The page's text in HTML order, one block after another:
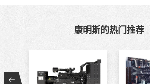
康明斯的热门推荐